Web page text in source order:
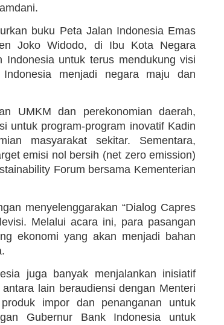
buku Peta Jalan Indonesia Emas
Joko Widodo, di Ibu Kota Negara
untuk terus mendukung visi
menjadi negara maju dan
UMKM dan perekonomian daerah,
untuk program-program inovatif Kadin
masyarakat sekitar. Sementara,
emisi nol bersih (net zero emission)
Forum bersama Kementerian
menyelenggarakan “Dialog Capres
Melalui acara ini, para pasangan
ekonomi yang akan menjadi bahan
juga banyak menjalankan inisiatif
lain beraudiensi dengan Menteri
impor dan penanganan untuk
Gubernur Bank Indonesia untuk